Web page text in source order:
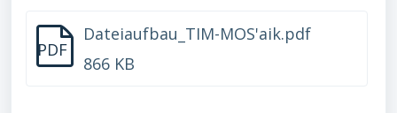
PDF
Dateiaufbau_TIM-MOS'aik.pdf
866 KB